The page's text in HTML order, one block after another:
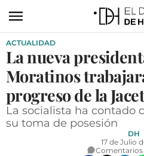
ACTUALIDAD
ECONOMÍA
TURISMO
ACTUALIDAD
La nueva
Moratinos
progreso de la
La socialista ha contado
su toma de posesión
DH
17 de Julio
Comentarios